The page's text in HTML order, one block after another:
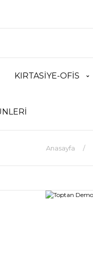
KIRTASİYE-OFİS
Anasayfa